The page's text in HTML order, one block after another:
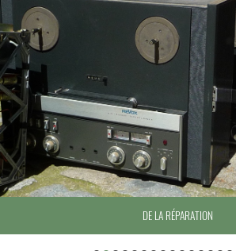
D’ÉQUIPEMENTS AUDIO ANCIENS